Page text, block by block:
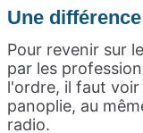
Une
Pour revenir sur
par les
l'ordre, il faut
panoplie, au
radio.